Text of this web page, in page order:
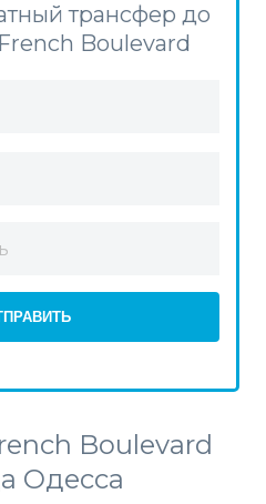
трансфер до
Boulevard
Boulevard
Одесса